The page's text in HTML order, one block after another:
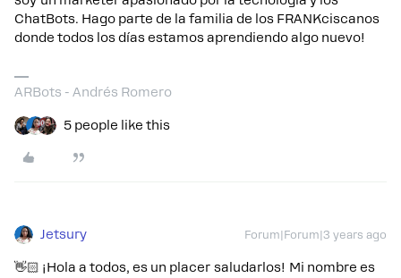
ChatBots. Hago parte de la familia de los FRANKciscanos
donde todos los días estamos aprendiendo algo nuevo!
ARBots - Andrés Romero
5 people like this
Jetsury Forum|Forum|3 years ago
👋🏻 ¡Hola a todos, es un placer saludarlos! Mi nombre es